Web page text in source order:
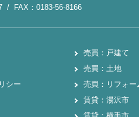
/ FAX：0183-56-8166
シー
売買：戸建て
売買：土地
売買：リフォー
賃貸：湯沢市